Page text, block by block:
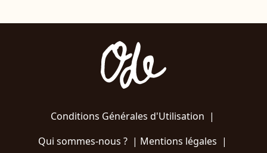
Conditions Générales d'Utilisation |
Qui sommes-nous ?| Mentions légales |